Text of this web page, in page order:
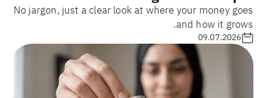
No jargon, just a clear look at where your money goes
and how it grows.
09.07.2026